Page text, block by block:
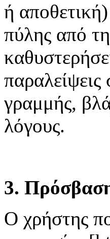
ή
πύλης από
γραμμής,
λόγους.
3.
Ο χρήστης